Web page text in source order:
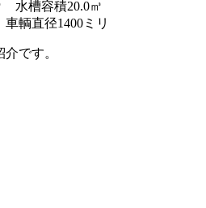
水槽容積20.0㎥
輌直径1400ミリ
です。